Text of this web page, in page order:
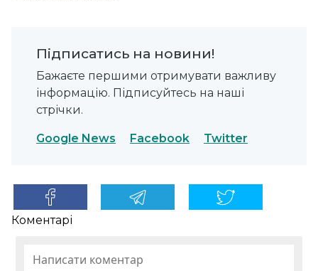
Підписатись на новини!
Бажаєте першими отримувати важливу
інформацію. Підписуйтесь на наші
стрічки.
Google News Facebook Twitter
Коментарі